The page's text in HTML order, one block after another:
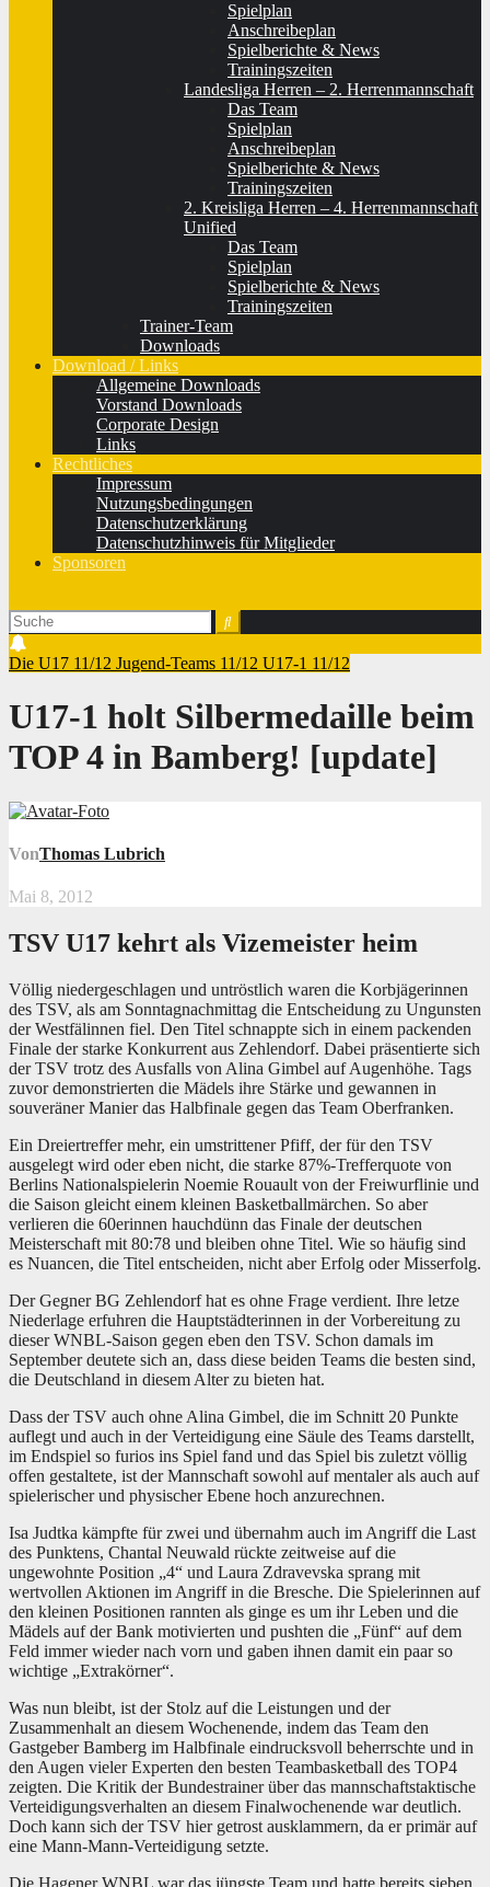
Spielplan
Anschreibeplan
Spielberichte & News
Trainingszeiten
Landesliga Herren – 2. Herrenmannschaft
Das Team
Spielplan
Anschreibeplan
Spielberichte & News
Trainingszeiten
2. Kreisliga Herren – 4. Herrenmannschaft
Unified
Das Team
Spielplan
Spielberichte & News
Trainingszeiten
Trainer-Team
Downloads
Download / Links
Allgemeine Downloads
Vorstand Downloads
Corporate Design
Links
Rechtliches
Impressum
Nutzungsbedingungen
Datenschutzerklärung
Datenschutzhinweis für Mitglieder
Sponsoren
Die U17 11/12 Jugend-Teams 11/12 U17-1 11/12
U17-1 holt Silbermedaille beim
TOP 4 in Bamberg! [update]
VonThomas Lubrich
Mai 8, 2012
TSV U17 kehrt als Vizemeister heim
Völlig niedergeschlagen und untröstlich waren die Korbjägerinnen
des TSV, als am Sonntagnachmittag die Entscheidung zu Ungunsten
der Westfälinnen fiel. Den Titel schnappte sich in einem packenden
Finale der starke Konkurrent aus Zehlendorf. Dabei präsentierte sich
der TSV trotz des Ausfalls von Alina Gimbel auf Augenhöhe. Tags
zuvor demonstrierten die Mädels ihre Stärke und gewannen in
souveräner Manier das Halbfinale gegen das Team Oberfranken.
Ein Dreiertreffer mehr, ein umstrittener Pfiff, der für den TSV
ausgelegt wird oder eben nicht, die starke 87%-Trefferquote von
Berlins Nationalspielerin Noemie Rouault von der Freiwurflinie und
die Saison gleicht einem kleinen Basketballmärchen. So aber
verlieren die 60erinnen hauchdünn das Finale der deutschen
Meisterschaft mit 80:78 und bleiben ohne Titel. Wie so häufig sind
es Nuancen, die Titel entscheiden, nicht aber Erfolg oder Misserfolg.
Der Gegner BG Zehlendorf hat es ohne Frage verdient. Ihre letze
Niederlage erfuhren die Hauptstädterinnen in der Vorbereitung zu
dieser WNBL-Saison gegen eben den TSV. Schon damals im
September deutete sich an, dass diese beiden Teams die besten sind,
die Deutschland in diesem Alter zu bieten hat.
Dass der TSV auch ohne Alina Gimbel, die im Schnitt 20 Punkte
auflegt und auch in der Verteidigung eine Säule des Teams darstellt,
im Endspiel so furios ins Spiel fand und das Spiel bis zuletzt völlig
offen gestaltete, ist der Mannschaft sowohl auf mentaler als auch auf
spielerischer und physischer Ebene hoch anzurechnen.
Isa Judtka kämpfte für zwei und übernahm auch im Angriff die Last
des Punktens, Chantal Neuwald rückte zeitweise auf die
ungewohnte Position „4“ und Laura Zdravevska sprang mit
wertvollen Aktionen im Angriff in die Bresche. Die Spielerinnen auf
den kleinen Positionen rannten als ginge es um ihr Leben und die
Mädels auf der Bank motivierten und pushten die „Fünf“ auf dem
Feld immer wieder nach vorn und gaben ihnen damit ein paar so
wichtige „Extrakörner“.
Was nun bleibt, ist der Stolz auf die Leistungen und der
Zusammenhalt an diesem Wochenende, indem das Team den
Gastgeber Bamberg im Halbfinale eindrucksvoll beherrschte und in
den Augen vieler Experten den besten Teambasketball des TOP4
zeigten. Die Kritik der Bundestrainer über das mannschaftstaktische
Verteidigungsverhalten an diesem Finalwochenende war deutlich.
Doch kann sich der TSV hier getrost ausklammern, da er primär auf
eine Mann-Mann-Verteidigung setzte.